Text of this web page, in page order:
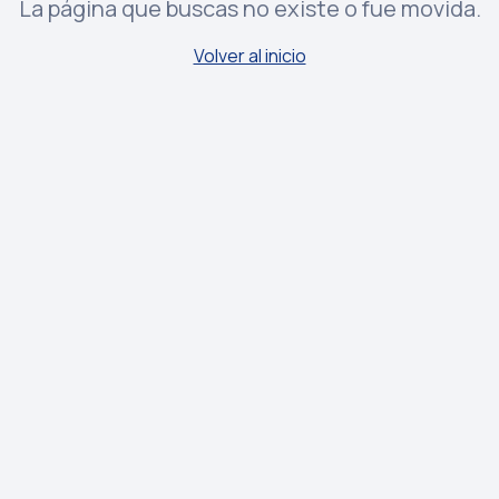
La página que buscas no existe o fue movida.
Volver al inicio